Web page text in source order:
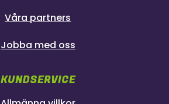
Våra partners
Jobba med oss
KUNDSERVICE